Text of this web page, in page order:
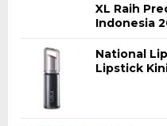
XL Raih
Indonesia
National
Lipstick